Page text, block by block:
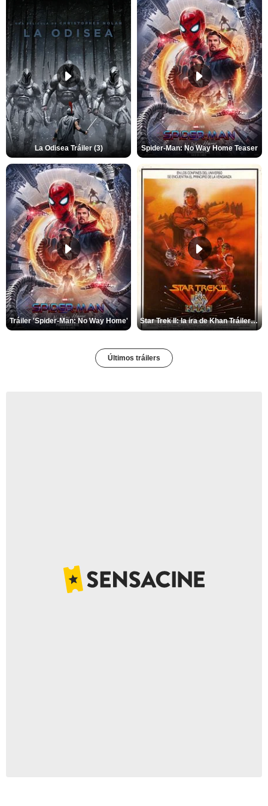
La Odisea Tráiler (3) Spider-Man: No Way Home Teaser
Tráiler 'Spider-Man: No Way Home' Star Trek II: la ira de Khan Tráiler VO
Últimos tráilers